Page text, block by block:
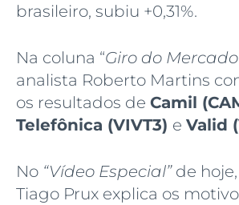
brasileiro, subiu +0,31%.
Na coluna “Giro do
analista Roberto Martins
os resultados de Camil
Telefônica (VIVT3) e Valid
No “Vídeo Especial”de hoje,
Tiago Prux explica os